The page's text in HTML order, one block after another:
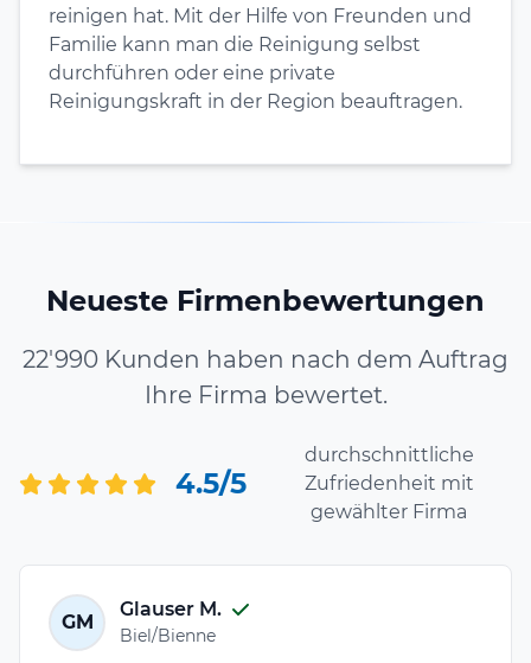
reinigen hat. Mit der Hilfe von Freunden und
Familie kann man die Reinigung selbst
durchführen oder eine private
Reinigungskraft in der Region beauftragen.
Neueste Firmenbewertungen
22'990 Kunden haben nach dem Auftrag
Ihre Firma bewertet.
4.5/5
durchschnittliche
Zufriedenheit mit
gewählter Firma
GM
Glauser M.
Biel/Bienne